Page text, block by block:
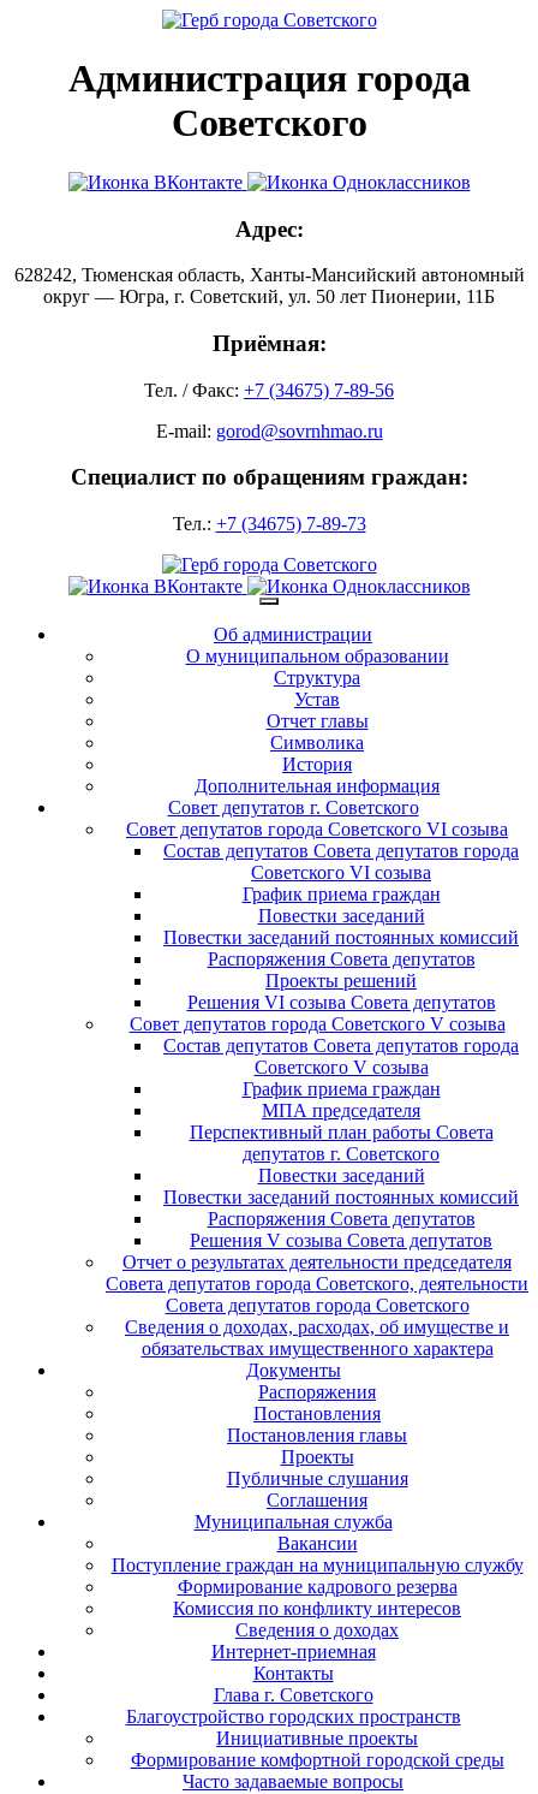
Администрация города
Советского
Адрес:
628242, Тюменская область, Ханты-Мансийский автономный
округ — Югра, г. Советский, ул. 50 лет Пионерии, 11Б
Приёмная:
Тел. / Факс: +7 (34675) 7-89-56
E-mail: gorod@sovrnhmao.ru
Специалист по обращениям граждан:
Тел.: +7 (34675) 7-89-73
Об администрации
О муниципальном образовании
Структура
Устав
Отчет главы
Символика
История
Дополнительная информация
Совет депутатов г. Советского
Совет депутатов города Советского VI созыва
Состав депутатов Совета депутатов города
Советского VI созыва
График приема граждан
Повестки заседаний
Повестки заседаний постоянных комиссий
Распоряжения Совета депутатов
Проекты решений
Решения VI созыва Совета депутатов
Совет депутатов города Советского V созыва
Состав депутатов Совета депутатов города
Советского V созыва
График приема граждан
МПА председателя
Перспективный план работы Совета
депутатов г. Советского
Повестки заседаний
Повестки заседаний постоянных комиссий
Распоряжения Совета депутатов
Решения V созыва Совета депутатов
Отчет о результатах деятельности председателя
Совета депутатов города Советского, деятельности
Совета депутатов города Советского
Сведения о доходах, расходах, об имуществе и
обязательствах имущественного характера
Документы
Распоряжения
Постановления
Постановления главы
Проекты
Публичные слушания
Соглашения
Муниципальная служба
Вакансии
Поступление граждан на муниципальную службу
Формирование кадрового резерва
Комиссия по конфликту интересов
Сведения о доходах
Интернет-приемная
Контакты
Глава г. Советского
Благоустройство городских пространств
Инициативные проекты
Формирование комфортной городской среды
Часто задаваемые вопросы